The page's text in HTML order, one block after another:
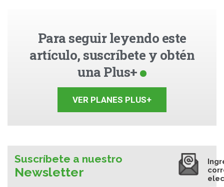
Para seguir leyendo este
artículo, suscríbete y obtén
una Plus+
VER PLANES PLUS+
Suscríbete a nuestro
Newsletter